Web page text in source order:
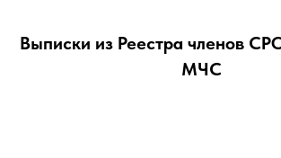
Выписки из Реестра членов
МЧС